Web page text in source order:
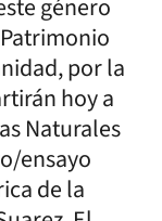
género
por la
hoy a
Naturales
ensayo
de la